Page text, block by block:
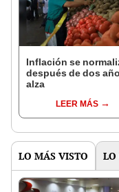
Inflación se
después de dos
alza
LEER MÁS
LO MÁS VISTO LO